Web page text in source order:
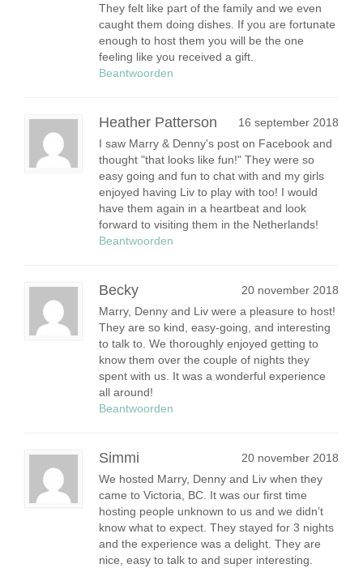
They felt like part of the family and we even
caught them doing dishes. If you are fortunate
enough to host them you will be the one
feeling like you received a gift.
Beantwoorden
Heather Patterson
16 september 2018
I saw Marry & Denny's post on Facebook and
thought "that looks like fun!" They were so
easy going and fun to chat with and my girls
enjoyed having Liv to play with too! I would
have them again in a heartbeat and look
forward to visiting them in the Netherlands!
Beantwoorden
Becky
20 november 2018
Marry, Denny and Liv were a pleasure to host!
They are so kind, easy-going, and interesting
to talk to. We thoroughly enjoyed getting to
know them over the couple of nights they
spent with us. It was a wonderful experience
all around!
Beantwoorden
Simmi
20 november 2018
We hosted Marry, Denny and Liv when they
came to Victoria, BC. It was our first time
hosting people unknown to us and we didn’t
know what to expect. They stayed for 3 nights
and the experience was a delight. They are
nice, easy to talk to and super interesting.